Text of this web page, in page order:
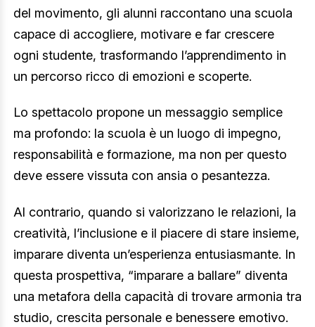
del movimento, gli alunni raccontano una scuola
capace di accogliere, motivare e far crescere
ogni studente, trasformando l’apprendimento in
un percorso ricco di emozioni e scoperte.
Lo spettacolo propone un messaggio semplice
ma profondo: la scuola è un luogo di impegno,
responsabilità e formazione, ma non per questo
deve essere vissuta con ansia o pesantezza.
Al contrario, quando si valorizzano le relazioni, la
creatività, l’inclusione e il piacere di stare insieme,
imparare diventa un’esperienza entusiasmante. In
questa prospettiva, “imparare a ballare” diventa
una metafora della capacità di trovare armonia tra
studio, crescita personale e benessere emotivo.